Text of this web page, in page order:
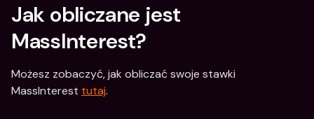
Jak obliczane jest
MassInterest?
Możesz zobaczyć, jak obliczać swoje stawki
MassInterest tutaj.